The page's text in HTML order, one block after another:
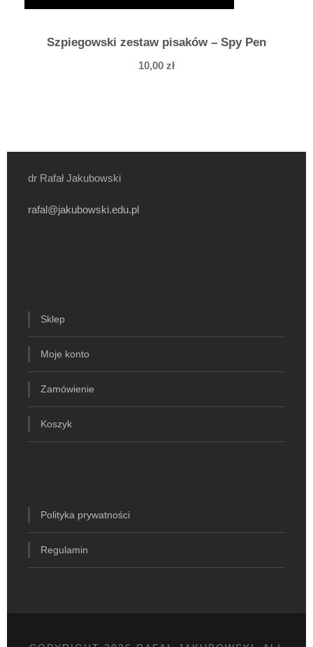
Szpiegowski zestaw pisaków – Spy Pen
10,00 zł
dr Rafał Jakubowski
rafal@jakubowski.edu.pl
Sklep
Moje konto
Zamówienie
Koszyk
Polityka prywatności
Regulamin